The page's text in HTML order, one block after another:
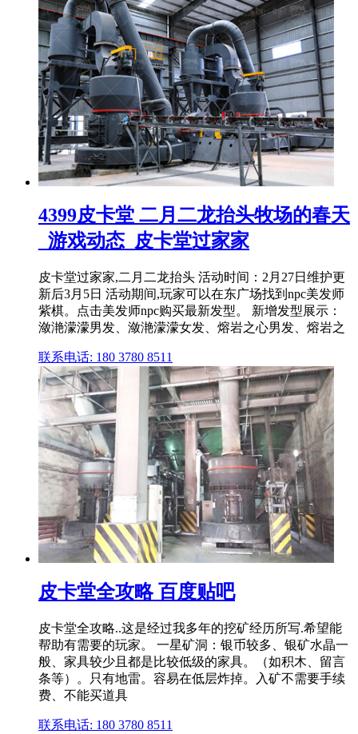
4399皮卡堂 二月二龙抬头牧场的春天
_游戏动态_皮卡堂过家家
皮卡堂过家家,二月二龙抬头 活动时间：2月27日维护更
新后3月5日 活动期间,玩家可以在东广场找到npc美发师
紫棋。点击美发师npc购买最新发型。 新增发型展示：
潋滟濛濛男发、潋滟濛濛女发、熔岩之心男发、熔岩之
联系电话: 180 3780 8511
皮卡堂全攻略 百度贴吧
皮卡堂全攻略..这是经过我多年的挖矿经历所写.希望能
帮助有需要的玩家。 一星矿洞：银币较多、银矿水晶一
般、家具较少且都是比较低级的家具。（如积木、留言
条等）。只有地雷。容易在低层炸掉。入矿不需要手续
费、不能买道具
联系电话: 180 3780 8511